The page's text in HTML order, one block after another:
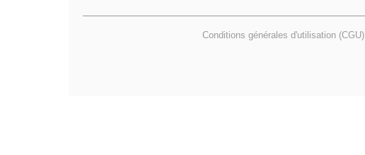
Conditions générales d'utilisation (CGU)